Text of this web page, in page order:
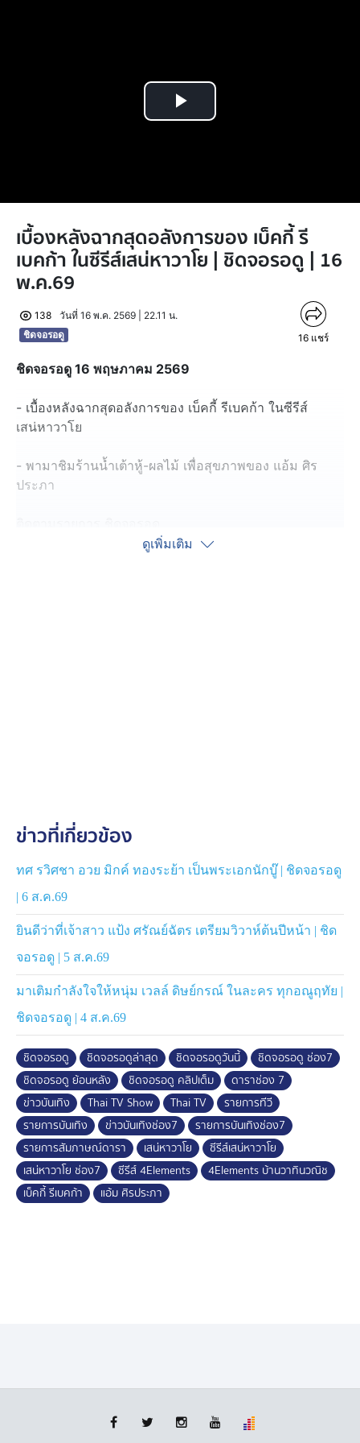
Play
เบื้องหลังฉากสุดอลังการของ เบ็คกี้ รี
เบคก้า ในซีรีส์เสน่หาวาโย | ชิดจอรอดู | 16
พ.ค.69
138
วันที่ 16 พ.ค. 2569 | 22.11 น.
ชิดจอรอดู
16 แชร์
ชิดจอรอดู 16 พฤษภาคม 2569
- เบื้องหลังฉากสุดอลังการของ เบ็คกี้ รีเบคก้า ในซีรีส์
เสน่หาวาโย
- พามาชิมร้านน้ำเต้าหู้-ผลไม้ เพื่อสุขภาพของ แอ้ม ศิร
ประภา
วันจันทร์ อังคาร วันพุธ วันพฤหัสบดี วันเสาร์ และวันอาทิตย์
ดูเพิ่มเติม
ข่าวที่เกี่ยวข้อง
ทศ รวิศชา อวย มิกค์ ทองระย้า เป็นพระเอกนักบู๊ | ชิดจอรอดู
| 6 ส.ค.69
ยินดีว่าที่เจ้าสาว แป้ง ศรัณย์ฉัตร เตรียมวิวาห์ต้นปีหน้า | ชิด
จอรอดู | 5 ส.ค.69
มาเติมกำลังใจให้หนุ่ม เวลล์ ดิษย์กรณ์ ในละคร ทุกอณูฤทัย |
ชิดจอรอดู | 4 ส.ค.69
ชิดจอรอดู ชิดจอรอดูล่าสุด ชิดจอรอดูวันนี้
ชิดจอรอดู ช่อง7
ชิดจอรอดู ย้อนหลัง
ชิดจอรอดู คลิปเต็ม
ดาราช่อง 7
ข่าวบันเทิง
Thai TV Show Thai TV
รายการทีวี
รายการบันเทิง
ข่าวบันเทิงช่อง7
รายการบันเทิงช่อง7
รายการสัมภาษณ์ดารา
เสน่หาวาโย
ซีรีส์เสน่หาวาโย
เสน่หาวาโย ช่อง7
ซีรีส์ 4Elements
4Elements บ้านวาทินวณิช
เบ็คกี้ รีเบคก้า
แอ้ม ศิรประภา